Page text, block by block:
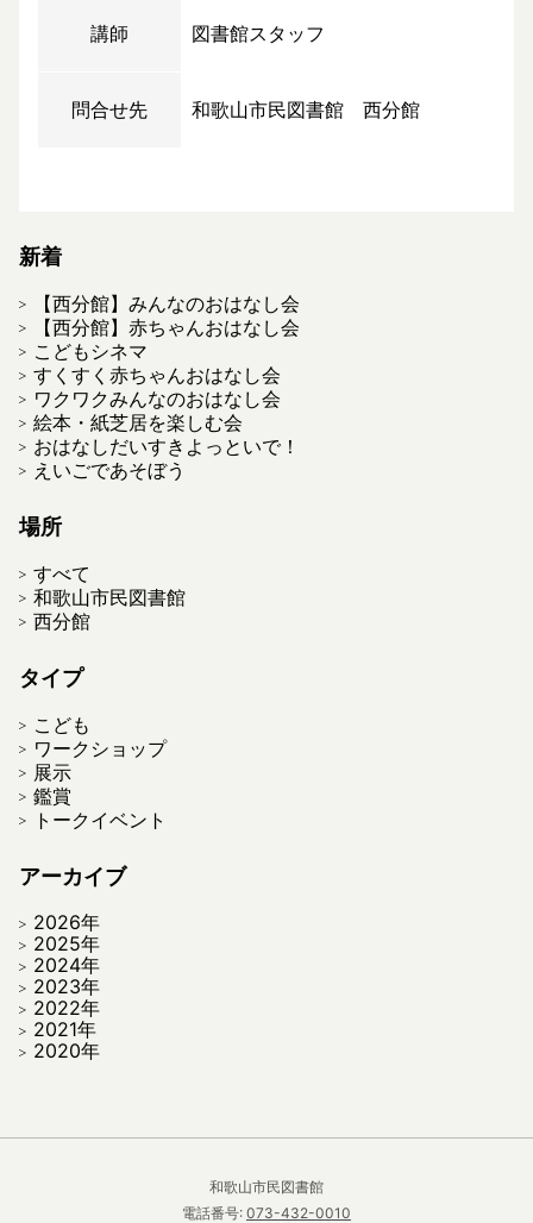
講師 図書館スタッフ
問合せ先 和歌山市民図書館 西分館
新着
【西分館】みんなのおはなし会
【西分館】赤ちゃんおはなし会
こどもシネマ
すくすく赤ちゃんおはなし会
ワクワクみんなのおはなし会
絵本・紙芝居を楽しむ会
おはなしだいすきよっといで！
えいごであそぼう
場所
すべて
和歌山市民図書館
西分館
タイプ
こども
ワークショップ
展示
鑑賞
トークイベント
アーカイブ
2026年
2025年
2024年
2023年
2022年
2021年
2020年
和歌山市民図書館
電話番号: 073-432-0010